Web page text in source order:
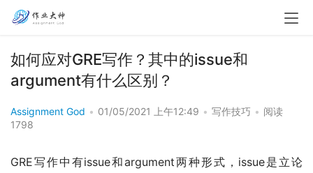
如何应对GRE写作？其中的issue和
argument有什么区别？
Assignment God • 01/05/2021 上午12:49 • 写作技巧 • 阅读
1798
GRE写作中有issue和argument两种形式，issue是立论